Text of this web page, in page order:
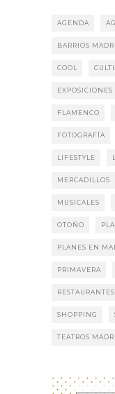
AGENDA
BARRIOS
COOL
EXPOSICIONES
FLAMENCO
FOTOGRAFÍA
LIFESTYLE
MERCADILLOS
MUSICALES
OTOÑO
PLANES EN
PRIMAVERA
RESTAURANTES
SHOPPING
TEATROS